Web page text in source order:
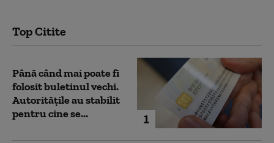
Top Citite
1
Până când mai poate fi
folosit buletinul vechi.
Autoritățile au stabilit
pentru cine se...